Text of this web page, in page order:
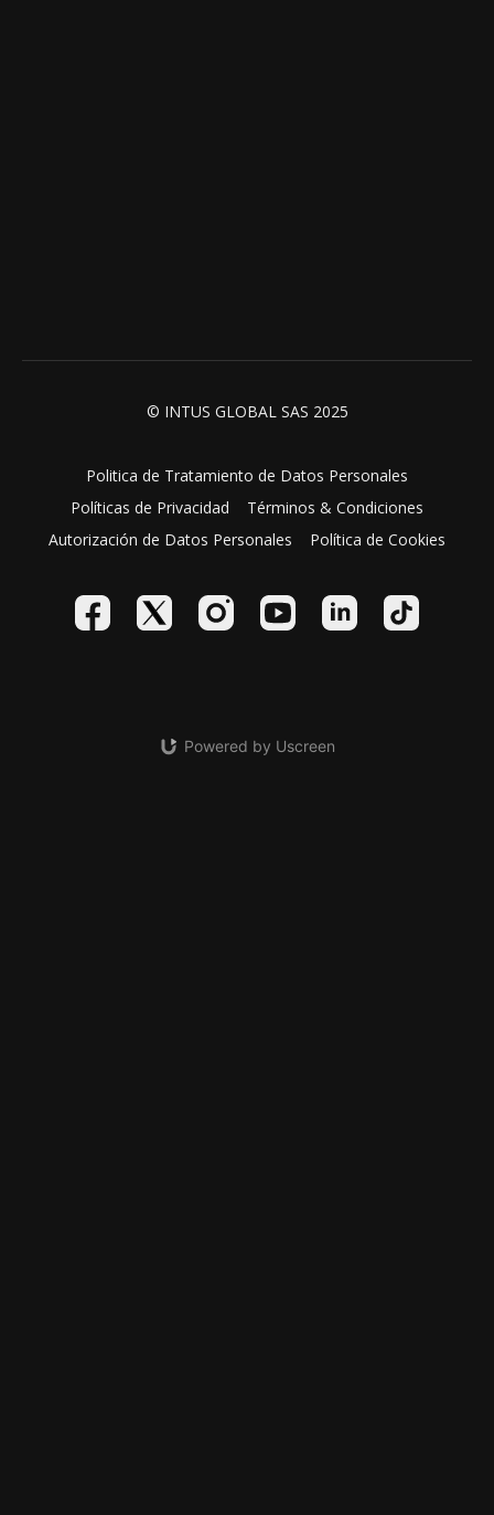
© INTUS GLOBAL SAS 2025
Politica de Tratamiento de Datos Personales
Políticas de Privacidad
Términos & Condiciones
Autorización de Datos Personales
Política de Cookies
Powered by Uscreen